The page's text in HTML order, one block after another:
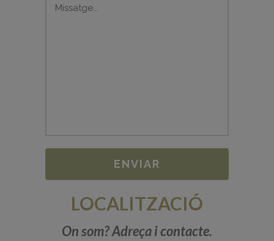
LOCALITZACIÓ
On som? Adreça i contacte.